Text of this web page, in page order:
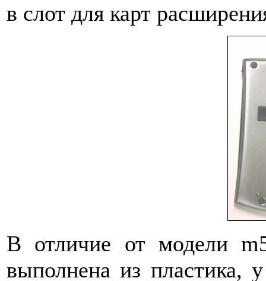
в слот для карт
В отличие от модели
выполнена из пластика,